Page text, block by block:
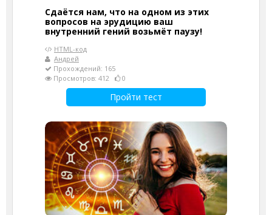
Сдаётся нам, что на одном из этих
вопросов на эрудицию ваш
внутренний гений возьмёт паузу!
HTML-код
Андрей
Прохождений: 165
Просмотров: 412
0
Пройти тест